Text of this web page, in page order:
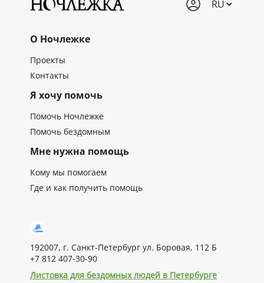
О Ночлежке
Проекты
Контакты
Я хочу помочь
Помочь Ночлежке
Помочь бездомным
Мне нужна помощь
Кому мы помогаем
Где и как получить помощь
192007, г. Санкт-Петербург ул. Боровая, 112 Б
+7 812 407-30-90
Листовка для бездомных людей в Петербурге